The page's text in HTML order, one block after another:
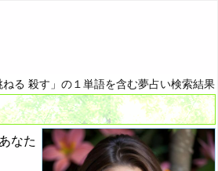
る 殺す」の１単語を含む夢占い検索結果
なた